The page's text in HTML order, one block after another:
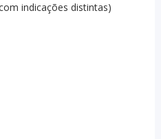
indicações distintas)